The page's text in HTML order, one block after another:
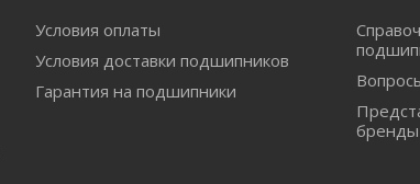
Условия оплаты
Условия доставки подшипников
Гарантия на подшипники
бренды